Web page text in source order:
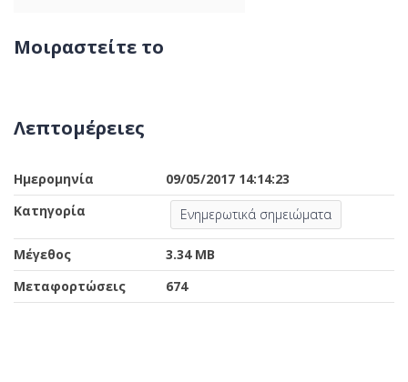
Μοιραστείτε το
Λεπτομέρειες
Ημερομηνία
09/05/2017 14:14:23
Κατηγορία
Ενημερωτικά σημειώματα
Μέγεθος
3.34 MB
Μεταφορτώσεις
674